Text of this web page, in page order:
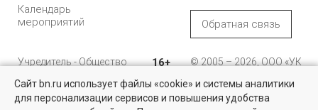
Недвижимость для бизнеса
Календарь
мероприятий
Обратная связь
Учредитель - Общество
ответственностью
"Управляющая
компания "Бюллетень
16+
© 2005 – 2026, ООО «УК
196105, Санкт-
Петербург, пр. Юрия
Сайт bn.ru использует файлы «cookie» и системы аналитики
для персонализации сервисов и повышения удобства